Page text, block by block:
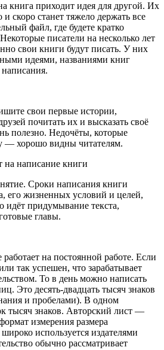
книга приходит идея для другой. Их
скоро станет тяжело держать все
файл, где будете кратко
писатели на несколько лет
свои книги будут писать. У них
идеями, названиями книг
свои первые истории,
почитать их и высказать своё
полезно. Недочёты, которые
— хорошо видны читателям.
на написание книги
Сроки написания книги
его жизненных условий и целей,
идёт придумывание текста,
главы.
на постоянной работе. Если
так успешен, что зарабатывает
То в день можно написать
Это десять-двадцать тысяч знаков
и пробелами). В одном
тысяч знаков. Авторский лист —
измерения размера
используется издателями
обычно рассматривает